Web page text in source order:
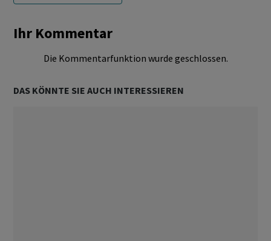
Ihr Kommentar
Die Kommentarfunktion wurde geschlossen.
DAS KÖNNTE SIE AUCH INTERESSIEREN